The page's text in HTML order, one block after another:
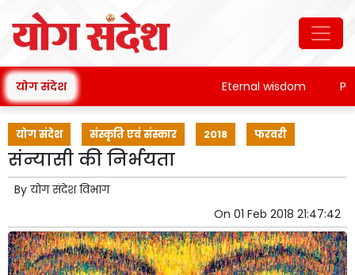
योग संदेश Eternal wisdom
योग संदेश संस्कृति एवं संस्कार 2018 फरवरी
संन्यासी की निर्भयता
By योग संदेश विभाग
On 01 Feb 2018 21:47:42